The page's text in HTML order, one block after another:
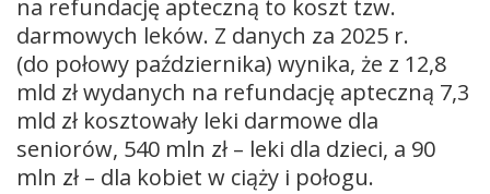
na refundację apteczną to koszt tzw.
darmowych leków. Z danych za 2025 r.
(do połowy października) wynika, że z 12,8
mld zł wydanych na refundację apteczną 7,3
mld zł kosztowały leki darmowe dla
seniorów, 540 mln zł – leki dla dzieci, a 90
mln zł – dla kobiet w ciąży i połogu.